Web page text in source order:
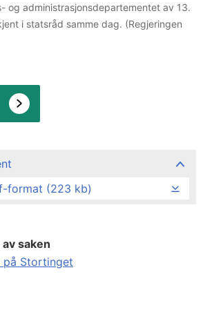
og administrasjonsdepartementet av 13.
i statsråd samme dag. (Regjeringen
format (223 kb)
saken
på Stortinget